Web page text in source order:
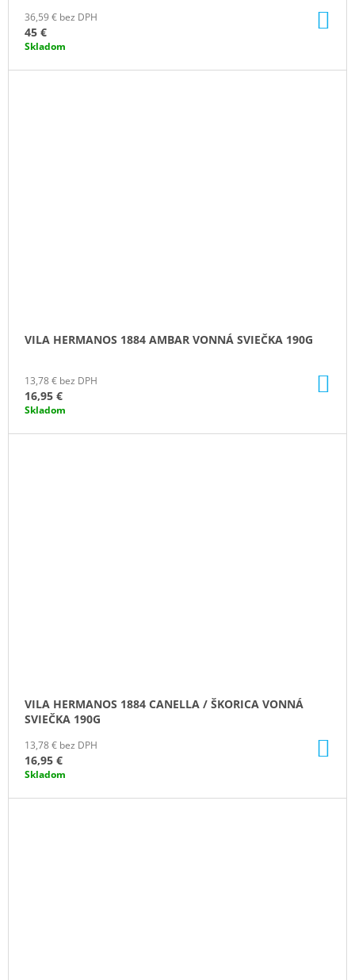
36,59 € bez DPH
45 €
Skladom
VILA HERMANOS 1884 AMBAR VONNÁ SVIEČKA 190G
13,78 € bez DPH
16,95 €
Skladom
VILA HERMANOS 1884 CANELLA / ŠKORICA VONNÁ
SVIEČKA 190G
13,78 € bez DPH
16,95 €
Skladom